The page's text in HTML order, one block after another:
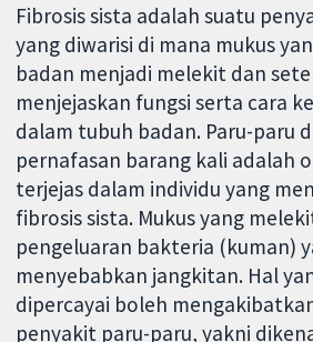
Fibrosis sista adalah suatu
yang diwarisi di mana mukus
badan menjadi melekit dan
menjejaskan fungsi serta cara
dalam tubuh badan. Paru-paru
pernafasan barang kali adalah
terjejas dalam individu yang
fibrosis sista. Mukus yang
pengeluaran bakteria (kuman)
menyebabkan jangkitan. Hal
dipercayai boleh
penyakit paru-paru, yakni